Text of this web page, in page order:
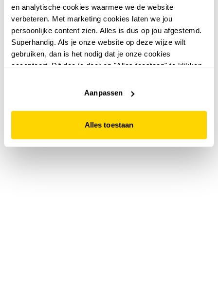
en analytische cookies waarmee we de website
verbeteren. Met marketing cookies laten we jou
persoonlijke content zien. Alles is dus op jou afgestemd.
Superhandig. Als je onze website op deze wijze wilt
gebruiken, dan is het nodig dat je onze cookies
accepteert. Dit doe je door op "Alles toestaan" te klikken.
website niet optimaal functioneert.
Aanpassen
Alles toestaan